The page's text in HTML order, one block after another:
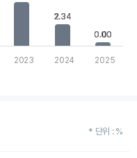
2.34
2.34
0.00
0.00
2023 2024 2025
* 단위 : %